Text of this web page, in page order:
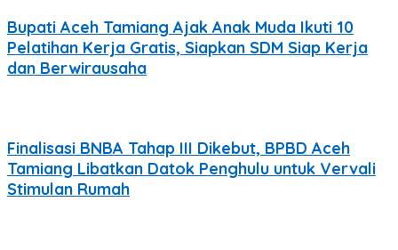
Bupati Aceh Tamiang Ajak Anak Muda Ikuti 10
Pelatihan Kerja Gratis, Siapkan SDM Siap Kerja
dan Berwirausaha
Finalisasi BNBA Tahap III Dikebut, BPBD Aceh
Tamiang Libatkan Datok Penghulu untuk Vervali
Stimulan Rumah